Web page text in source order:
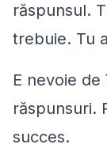
răspunsul.
trebuie. Tu
E nevoie
răspunsuri.
succes.